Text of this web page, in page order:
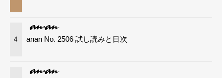
4 anan No. 2506 試し読みと目次